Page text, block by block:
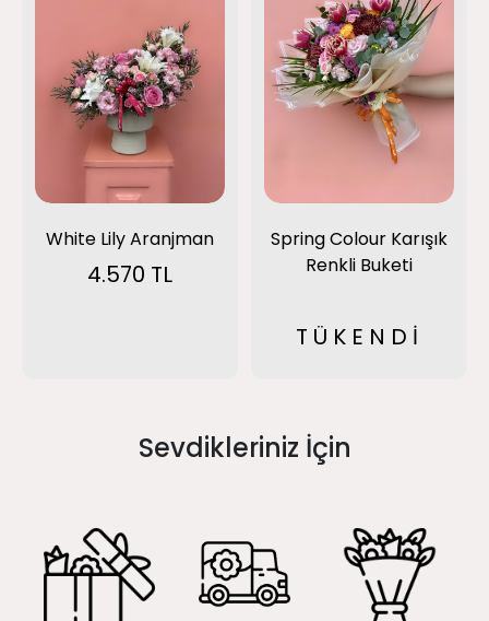
White Lily Aranjman
4.570 TL
Spring Colour Karışık
Renkli Buketi
TÜKENDİ
Sevdikleriniz İçin